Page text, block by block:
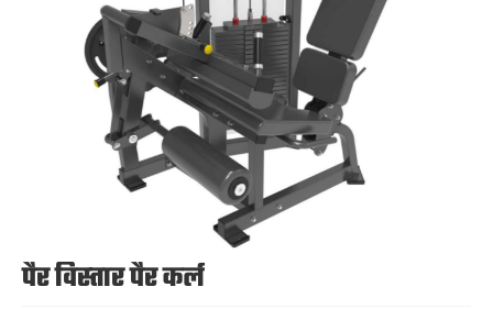
पैर विस्तार पैर कर्ल